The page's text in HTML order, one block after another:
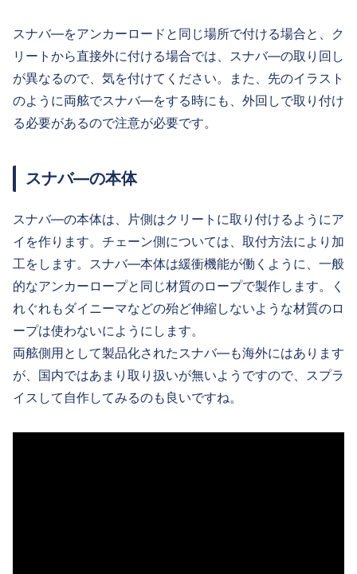
スナバ―をアンカーロードと同じ場所で付ける場合と、ク
リートから直接外に付ける場合では、スナバ―の取り回し
が異なるので、気を付けてください。また、先のイラスト
のように両舷でスナバ―をする時にも、外回しで取り付け
る必要があるので注意が必要です。
スナバ―の本体
スナバ―の本体は、片側はクリートに取り付けるようにア
イを作ります。チェーン側については、取付方法により加
工をします。スナバ―本体は緩衝機能が働くように、一般
的なアンカーロープと同じ材質のロープで製作します。く
れぐれもダイニーマなどの殆ど伸縮しないような材質のロ
ープは使わないにようにします。
両舷側用として製品化されたスナバ―も海外にはあります
が、国内ではあまり取り扱いが無いようですので、スプラ
イスして自作してみるのも良いですね。